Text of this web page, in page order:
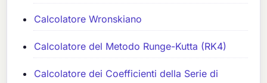
Calcolatore Wronskiano
Calcolatore del Metodo Runge-Kutta (RK4)
Calcolatore dei Coefficienti della Serie di